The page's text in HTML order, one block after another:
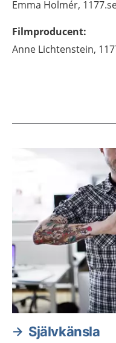
Emma Holmér,
Filmproducent:
Anne Lichtenstein,
Aktuella artiklar
Självkänsla